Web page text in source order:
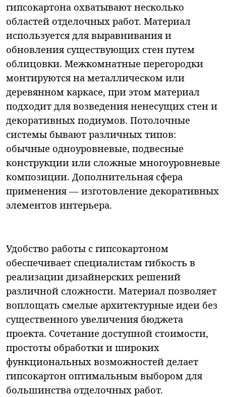
гипсокартона охватывают несколько
областей отделочных работ. Материал
используется для выравнивания и
обновления существующих стен путем
облицовки. Межкомнатные перегородки
монтируются на металлическом или
деревянном каркасе, при этом материал
подходит для возведения ненесущих стен и
декоративных подиумов. Потолочные
системы бывают различных типов:
обычные одноуровневые, подвесные
конструкции или сложные многоуровневые
композиции. Дополнительная сфера
применения — изготовление декоративных
элементов интерьера.
Удобство работы с гипсокартоном
обеспечивает специалистам гибкость в
реализации дизайнерских решений
различной сложности. Материал позволяет
воплощать смелые архитектурные идеи без
существенного увеличения бюджета
проекта. Сочетание доступной стоимости,
простоты обработки и широких
функциональных возможностей делает
гипсокартон оптимальным выбором для
большинства отделочных работ.